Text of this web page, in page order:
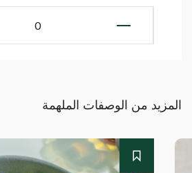
0
المزيد من الوصفات الملهمة